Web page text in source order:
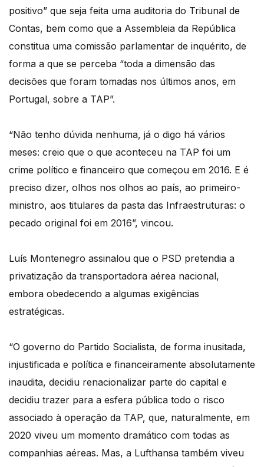
positivo” que seja feita uma auditoria do Tribunal de
Contas, bem como que a Assembleia da República
constitua uma comissão parlamentar de inquérito, de
forma a que se perceba “toda a dimensão das
decisões que foram tomadas nos últimos anos, em
Portugal, sobre a TAP”.
“Não tenho dúvida nenhuma, já o digo há vários
meses: creio que o que aconteceu na TAP foi um
crime político e financeiro que começou em 2016. E é
preciso dizer, olhos nos olhos ao país, ao primeiro-
ministro, aos titulares da pasta das Infraestruturas: o
pecado original foi em 2016”, vincou.
Luís Montenegro assinalou que o PSD pretendia a
privatização da transportadora aérea nacional,
embora obedecendo a algumas exigências
estratégicas.
“O governo do Partido Socialista, de forma inusitada,
injustificada e política e financeiramente absolutamente
inaudita, decidiu renacionalizar parte do capital e
decidiu trazer para a esfera pública todo o risco
associado à operação da TAP, que, naturalmente, em
2020 viveu um momento dramático com todas as
companhias aéreas. Mas, a Lufthansa também viveu